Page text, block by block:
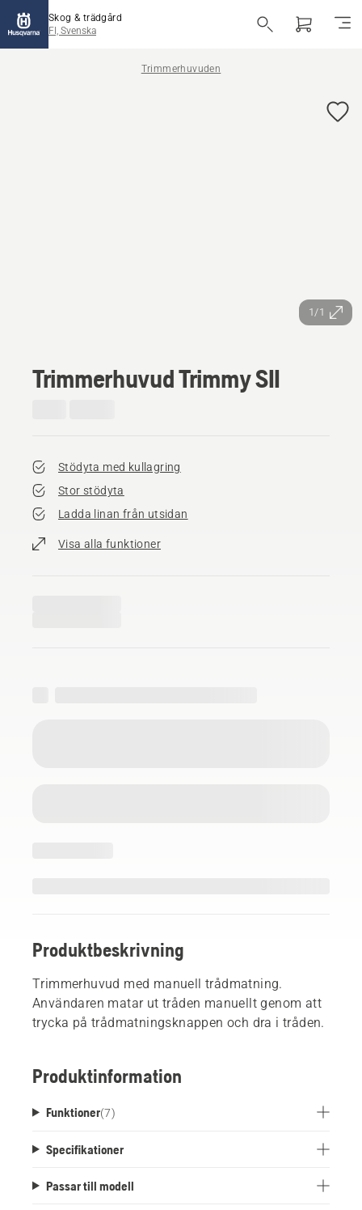
Skog & trädgård
FI, Svenska
Trimmerhuvuden
1/1
Trimmerhuvud Trimmy SII
Stödyta med kullagring
Stor stödyta
Ladda linan från utsidan
Visa alla funktioner
Produktbeskrivning
Trimmerhuvud med manuell trådmatning.
Användaren matar ut tråden manuellt genom att
trycka på trådmatningsknappen och dra i tråden.
Produktinformation
Funktioner(7)
Specifikationer
Passar till modell